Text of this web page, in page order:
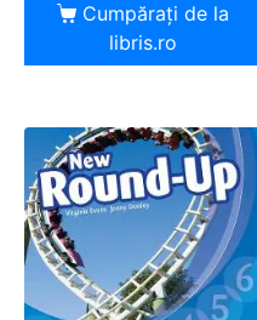
Cumpărați de la
libris.ro